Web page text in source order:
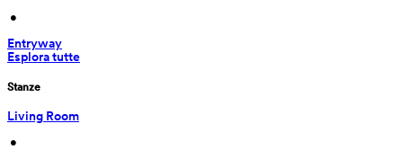
•
Entryway
Esplora tutte
Stanze
Living Room
•